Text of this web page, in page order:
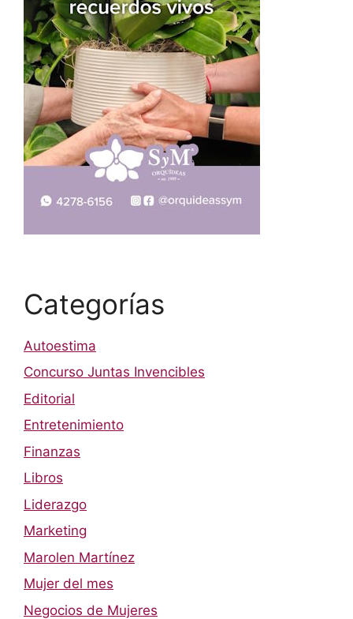
Categorías
Autoestima
Concurso Juntas Invencibles
Editorial
Entretenimiento
Finanzas
Libros
Liderazgo
Marketing
Marolen Martínez
Mujer del mes
Negocios de Mujeres